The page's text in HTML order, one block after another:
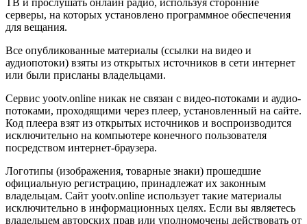
ТВ и прослушать онлайн радио, используя сторонние
серверы, на которых установлено программное обеспечения
для вещания.
Все опубликованные материалы (ссылки на видео и
аудиопотоки) взяты из открытых источников в сети интернет
или были присланы владельцами.
Сервис yootv.online никак не связан с видео-потоками и аудио-
потоками, проходящими через плеер, установленный на сайте.
Код плеера взят из открытых источников и воспроизводится
исключительно на компьютере конечного пользователя
посредством интернет-браузера.
Логотипы (изображения, товарные знаки) прошедшие
официальную регистрацию, принадлежат их законным
владельцам. Сайт yootv.online использует такие материалы
исключительно в информационных целях. Если вы являетесь
владельцем авторских прав или уполномочены действовать от